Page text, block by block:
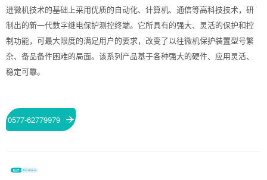
进微机技术的基础上采用优质的自动化、计算机、通信等高科技技术，研
制出的新一代数字继电保护测控终端。它所具有的强大、灵活的保护和控
制功能，可最大限度的满足用户的要求，改变了以往微机保护装置型号繁
杂、备品备件困难的局面。该系列产品基于各种强大的硬件、应用灵活、
稳定可靠。
0577-62779979